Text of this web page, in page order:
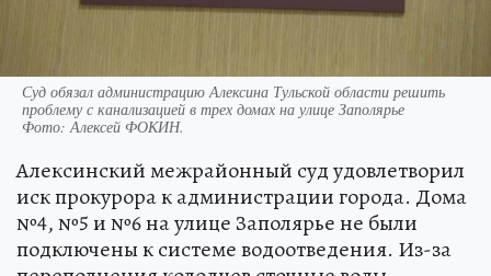
Суд обязал администрацию Алексина Тульской области решить
проблему с канализацией в трех домах на улице Заполярье
Фото:Алексей ФОКИН.
Алексинский межрайонный суд удовлетворил
иск прокурора к администрации города. Дома
№4, №5 и №6 на улице Заполярье не были
подключены к системе водоотведения. Из-за